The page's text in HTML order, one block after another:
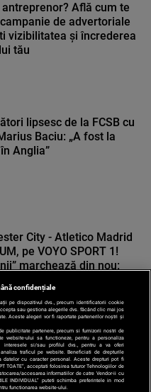
antreprenor? Află cum te
de advertoriale
vizibilitatea și încrederea
tău
lipsesc de la FCSB cu
Baciu: „A fost la
Anglia”
City - Atletico Madrid
pe VOYO SPORT 1!
marchează din nou:
confidențiale
pe dispozitivul dvs., precum identificatorii cookie
sau gestiona alegerile dvs. făcând clic mai jos
Aceste alegeri vor fi raportate partenerilor noștri și
publicitate partenere, precum si furnizorii nostri de
website-ului sa functioneze, pentru a personaliza
si/sau profilul dvs., pentru a va oferi
traficul pe website. Beneficiati de drepturile
datelor cu caracter personal. Aceste drepturi pot fi
TOATE”, acceptati folosirea tuturor Tehnologiilor de
accesarea informatiilor de catre Vendor-ii cu
INDIVIDUAL” puteti schimba preferintele in mod
functionarea website-ului.